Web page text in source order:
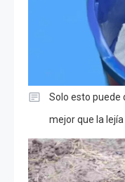
Solo esto puede
mejor que la lejía